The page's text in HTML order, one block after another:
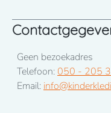
Geen bezoekadres
Telefoon: 050 - 205
Email: